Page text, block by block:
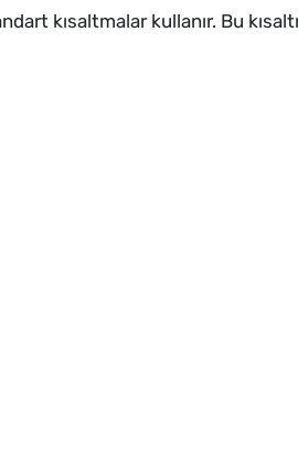
kısaltmalar kullanır. Bu